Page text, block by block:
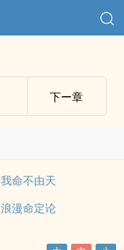
下ー章
我命不由天
浪漫命定论